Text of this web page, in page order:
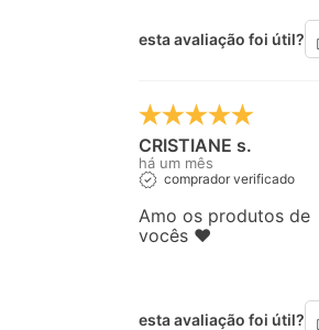
esta avaliação foi útil?
CRISTIANE s.
há um mês
comprador verificado
Amo os produtos de
vocês ❤️
esta avaliação foi útil?